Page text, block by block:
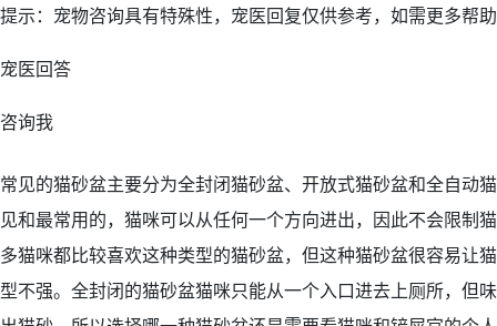
提示：宠物咨询具有特殊性，宠医回复仅供参考，如需更多帮
宠医回答
咨询我
常见的猫砂盆主要分为全封闭猫砂盆、开放式猫砂盆和全自动
见和最常用的，猫咪可以从任何一个方向进出，因此不会限制
多猫咪都比较喜欢这种类型的猫砂盆，但这种猫砂盆很容易让
型不强。全封闭的猫砂盆猫咪只能从一个入口进去上厕所，但